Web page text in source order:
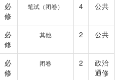
必
修
笔试（闭卷） 4 公共
必
修
其他 2 公共
必
修
闭卷 2
政治
通修